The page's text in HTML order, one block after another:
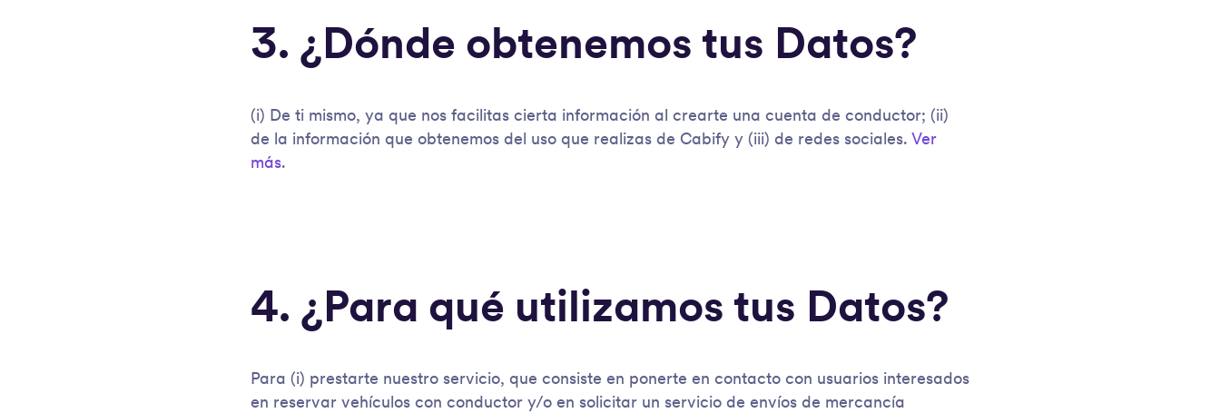
3. ¿Dónde obtenemos tus Datos?
(i) De ti mismo, ya que nos facilitas cierta información al crearte una cuenta de conductor; (ii)
de la información que obtenemos del uso que realizas de Cabify y (iii) de redes sociales. Ver
más.
4. ¿Para qué utilizamos tus Datos?
Para (i) prestarte nuestro servicio, que consiste en ponerte en contacto con usuarios interesados
en reservar vehículos con conductor y/o en solicitar un servicio de envíos de mercancía